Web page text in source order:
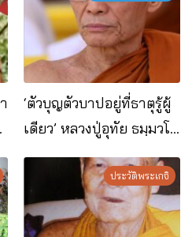
‘ตัวบุญตัวบาปอยู่ที่ธาตุรู้ผู้
เดียว’ หลวงปู่อุทัย ธมฺมวโร
วัดภูย่าอู่
ประวัติพระเกจิ